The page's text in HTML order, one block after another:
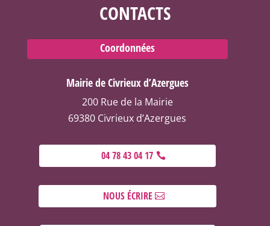
CONTACTS
Coordonnées
Mairie de Civrieux d’Azergues
200 Rue de la Mairie
69380 Civrieux d’Azergues
04 78 43 04 17
NOUS ÉCRIRE